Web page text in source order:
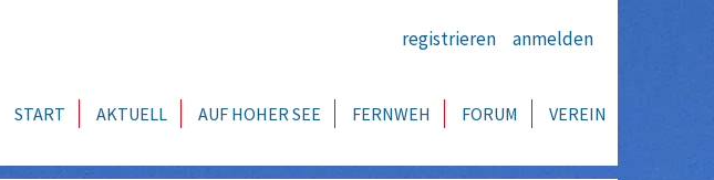
registrieren anmelden
START AKTUELL AUF HOHER SEE FERNWEH FORUM VEREIN